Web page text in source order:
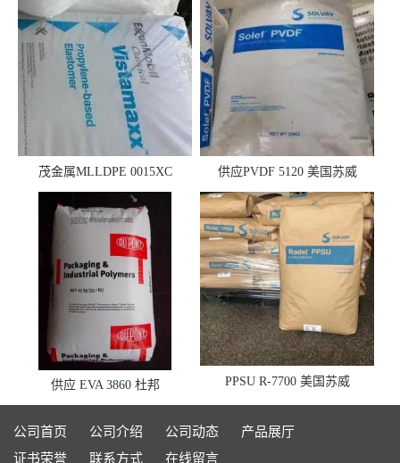
茂金属MLLDPE 0015XC
0019XC 现货
供应PVDF 5120 美国苏威
供应 EVA 3860 杜邦 PPSU R-7700 美国苏威
公司首页 公司介绍 公司动态
产品展厅
证书荣誉
联系方式 在线留言